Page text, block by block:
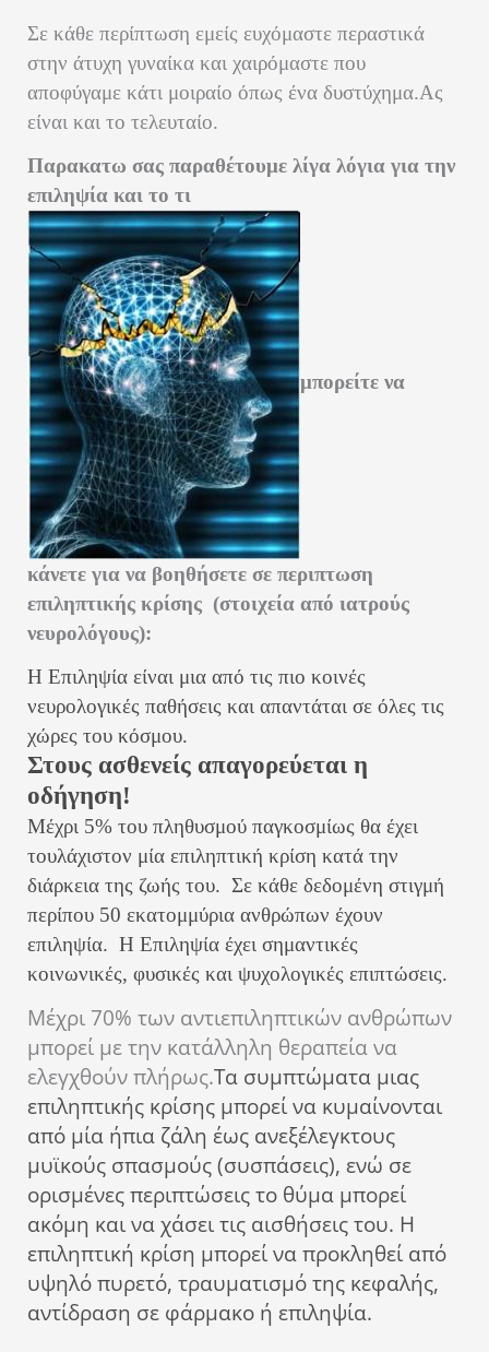
Σε κάθε περίπτωση εμείς ευχόμαστε περαστικά
στην άτυχη γυναίκα και χαιρόμαστε που
αποφύγαμε κάτι μοιραίο όπως ένα δυστύχημα.Ας
είναι και το τελευταίο.
Παρακατω σας παραθέτουμε λίγα λόγια για την
επιληψία και το τι
μπορείτε να
κάνετε για να βοηθήσετε σε περιπτωση
επιληπτικής κρίσης (στοιχεία από ιατρούς
νευρολόγους):
Η Επιληψία είναι μια από τις πιο κοινές
νευρολογικές παθήσεις και απαντάται σε όλες τις
χώρες του κόσμου.
Στους ασθενείς απαγορεύεται η
οδήγηση!
Μέχρι 5% του πληθυσμού παγκοσμίως θα έχει
τουλάχιστον μία επιληπτική κρίση κατά την
διάρκεια της ζωής του. Σε κάθε δεδομένη στιγμή
περίπου 50 εκατομμύρια ανθρώπων έχουν
επιληψία. Η Επιληψία έχει σημαντικές
κοινωνικές, φυσικές και ψυχολογικές επιπτώσεις.
Μέχρι 70% των αντιεπιληπτικών ανθρώπων
μπορεί με την κατάλληλη θεραπεία να
ελεγχθούν πλήρως.Τα συμπτώματα μιας
επιληπτικής κρίσης μπορεί να κυμαίνονται
από μία ήπια ζάλη έως ανεξέλεγκτους
μυϊκούς σπασμούς (συσπάσεις), ενώ σε
ορισμένες περιπτώσεις το θύμα μπορεί
ακόμη και να χάσει τις αισθήσεις του. Η
επιληπτική κρίση μπορεί να προκληθεί από
υψηλό πυρετό, τραυματισμό της κεφαλής,
αντίδραση σε φάρμακο ή επιληψία.